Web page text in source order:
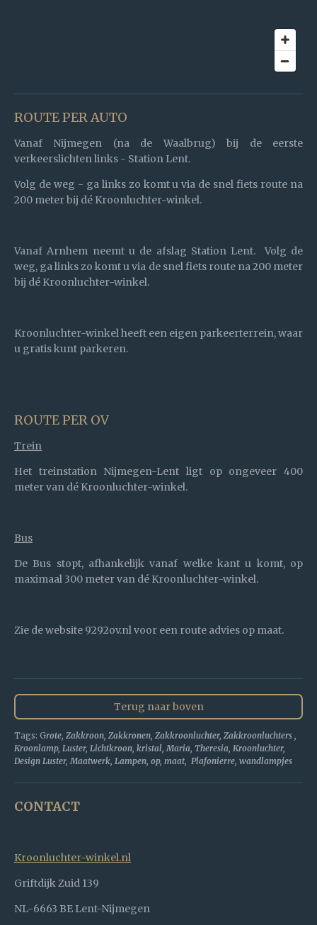
ROUTE PER AUTO
Vanaf Nijmegen (na de Waalbrug) bij de eerste
verkeerslichten links - Station Lent.
Volg de weg - ga links zo komt u via de snel fiets route na
200 meter bij dé Kroonluchter-winkel.
Vanaf Arnhem neemt u de afslag Station Lent. Volg de
weg, ga links zo komt u via de snel fiets route na 200 meter
bij dé Kroonluchter-winkel.
Kroonluchter-winkel heeft een eigen parkeerterrein, waar
u gratis kunt parkeren.
ROUTE PER OV
Trein
Het treinstation Nijmegen-Lent ligt op ongeveer 400
meter van dé Kroonluchter-winkel.
Bus
De Bus stopt, afhankelijk vanaf welke kant u komt, op
maximaal 300 meter van dé Kroonluchter-winkel.
Zie de website 9292ov.nl voor een route advies op maat.
Terug naar boven
Tags: Grote, Zakkroon, Zakkronen, Zakkroonluchter, Zakkroonluchters ,
Kroonlamp, Luster, Lichtkroon, kristal, Maria, Theresia, Kroonluchter,
Design Luster, Maatwerk, Lampen, op, maat, Plafonierre, wandlampjes
CONTACT
Kroonluchter-winkel.nl
Griftdijk Zuid 139
NL-6663 BE Lent-Nijmegen